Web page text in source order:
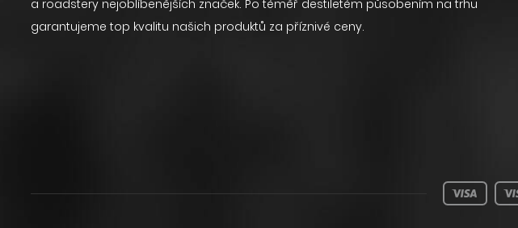
a roadstery nejoblíbenějších značek. Po téměř destiletém působením na trhu
garantujeme top kvalitu našich produktů za příznivé ceny.